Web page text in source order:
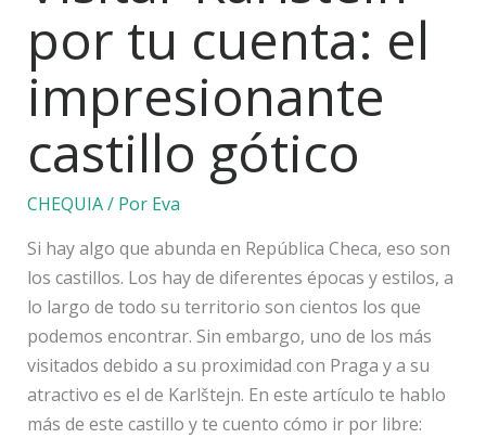
por tu cuenta: el
impresionante
castillo gótico
CHEQUIA/ Por Eva
Si hay algo que abunda en República Checa, eso son
los castillos. Los hay de diferentes épocas y estilos, a
lo largo de todo su territorio son cientos los que
podemos encontrar. Sin embargo, uno de los más
visitados debido a su proximidad con Praga y a su
atractivo es el de Karlštejn. En este artículo te hablo
más de este castillo y te cuento cómo ir por libre: